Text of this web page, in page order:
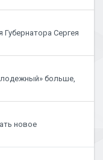
Сергея
больше,
новое